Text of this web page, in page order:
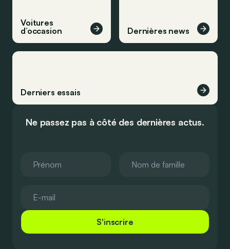
Voitures
d’occasion
Dernières news
Derniers essais
Ne passez pas à côté des dernières actus.
S'inscrire